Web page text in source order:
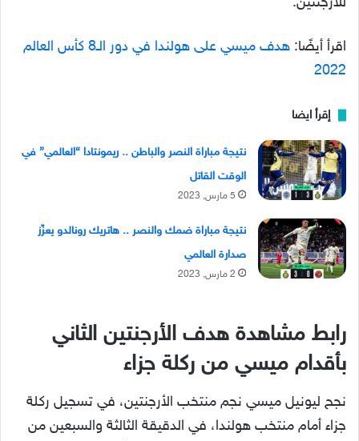
اقرأ أيضًا:
هدف ميسي على هولندا في دور الـ8 كأس العالم
2022
إقرأ ايضا
نتيجة مباراة النصر والباطن .. ريمونتادا “العالمي” في
الوقت القاتل
5 مارس, 2023
نتيجة مباراة ضمك والنصر .. هاتريك رونالدو يعزّز
صدارة العالمي
2 مارس, 2023
رابط مشاهدة هدف الأرجنتين الثاني
بأقدام ميسي من ركلة جزاء
نجح ليونيل ميسي نجم منتخب الأرجنتين، في تسجيل ركلة
جزاء أمام منتخب هولندا، في الدقيقة الثالثة والسبعين من